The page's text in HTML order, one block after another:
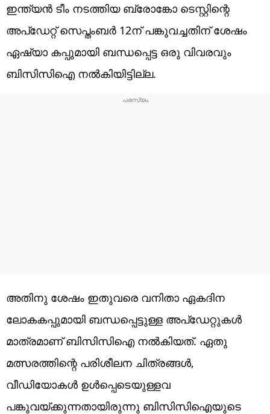
ഇന്ത്യന്‍ ടീം നടത്തിയ ബ്രോങ്കോ ടെസ്റ്റിന്റെ
അപ്‌ഡേറ്റ് സെപ്തംബര്‍ 12ന് പങ്കുവച്ചതിന് ശേഷം
ഏഷ്യാ കപ്പുമായി ബന്ധപ്പെട്ട ഒരു വിവരവും
ബിസിസിഐ നല്‍കിയിട്ടില്ല.
അതിനു ശേഷം ഇതുവരെ വനിതാ ഏകദിന
ലോകകപ്പുമായി ബന്ധപ്പെട്ടുള്ള അപ്‌ഡേറ്റുകള്‍
മാത്രമാണ് ബിസിസിഐ നല്‍കിയത്. ഏതു
മത്സരത്തിന്റെ പരിശീലന ചിത്രങ്ങള്‍,
വീഡിയോകള്‍ ഉള്‍പ്പെടെയുള്ളവ
പങ്കുവയ്ക്കുന്നതായിരുന്നു ബിസിസിഐയുടെ